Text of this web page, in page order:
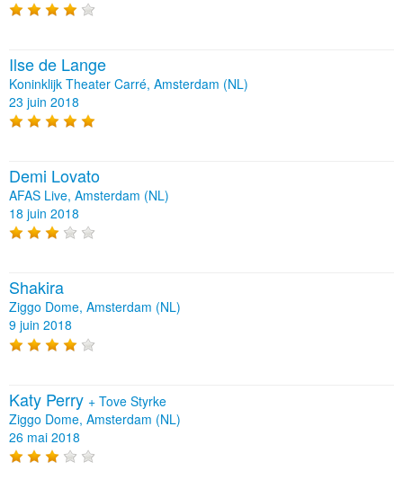
Ilse de Lange
Koninklijk Theater Carré, Amsterdam (NL)
23 juin 2018
Demi Lovato
AFAS Live, Amsterdam (NL)
18 juin 2018
Shakira
Ziggo Dome, Amsterdam (NL)
9 juin 2018
Katy Perry + Tove Styrke
Ziggo Dome, Amsterdam (NL)
26 mai 2018